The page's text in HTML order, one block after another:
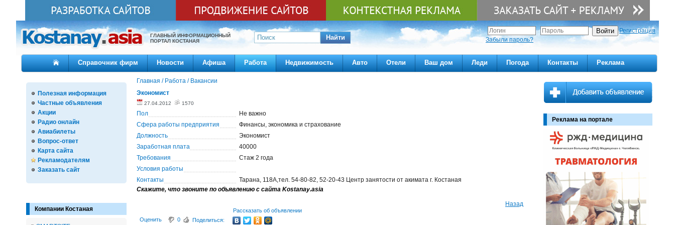
ГЛАВНЫЙ ИНФОРМАЦИОННЫЙ
ПОРТАЛ КОСТАНАЯ
Найти
Регистрация
Забыли пароль?
Справочник фирм Новости Афиша Работа Недвижимость Авто Отели Ваш дом Леди Погода Контакты Реклама
Полезная информация
Частные объявления
Акции
Радио онлайн
Авиабилеты
Вопрос-ответ
Карта сайта
Рекламодателям
Заказать сайт
Компании Костаная
Главная / Работа / Вакансии
Экономист
27.04.2012 1570
Пол
Не важно
Сфера работы предприятия
Финансы, экономика и страхование
Должность
Экономист
Заработная плата
40000
Требования
Стаж 2 года
Условия работы
Контакты
Тарана, 118А,тел. 54-80-82, 52-20-43 Центр занятости от акимата г. Костаная
Скажите, что звоните по объявлению с сайта Kostanay.asia
Назад
Рассказать об объявлении
Оценить
0 Поделиться:
Реклама на портале